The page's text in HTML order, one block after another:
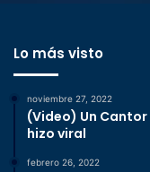
Lo más visto
noviembre 27, 2022
(Video) Un
hizo viral
febrero 26, 2022